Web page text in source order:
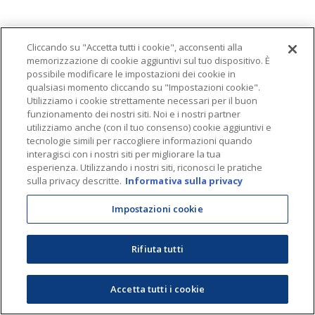
Cliccando su "Accetta tutti i cookie", acconsenti alla
memorizzazione di cookie aggiuntivi sul tuo dispositivo. È
possibile modificare le impostazioni dei cookie in
qualsiasi momento cliccando su "Impostazioni cookie".
Utilizziamo i cookie strettamente necessari per il buon
funzionamento dei nostri siti. Noi e i nostri partner
utilizziamo anche (con il tuo consenso) cookie aggiuntivi e
tecnologie simili per raccogliere informazioni quando
interagisci con i nostri siti per migliorare la tua
esperienza. Utilizzando i nostri siti, riconosci le pratiche
sulla privacy descritte. Informativa sulla privacy
Impostazioni cookie
Rifiuta tutti
Accetta tutti i cookie